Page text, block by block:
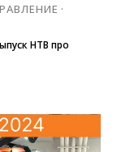
НТВ про